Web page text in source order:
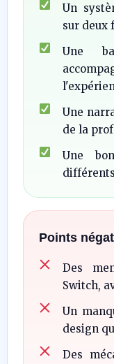
Un
sur deux
Une
Une
de la
Une
Points
Des
Switch,
Un
design
Des